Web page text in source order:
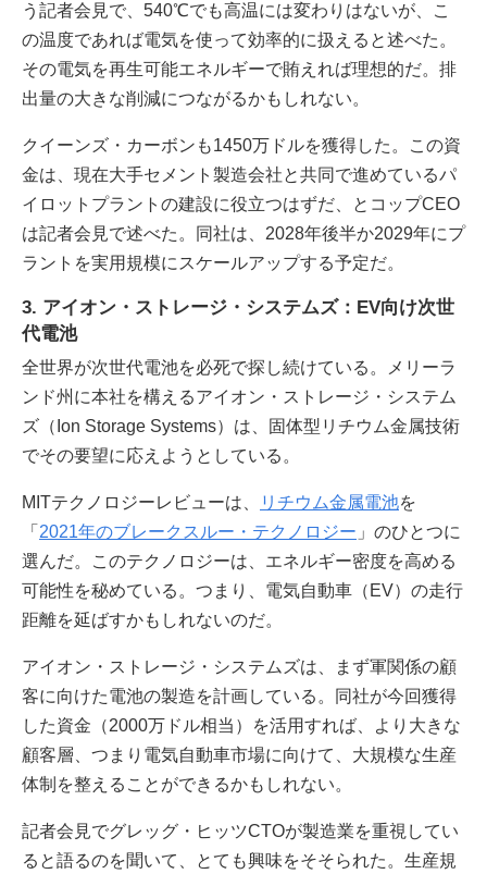
う記者会見で、540℃でも高温には変わりはないが、こ
の温度であれば電気を使って効率的に扱えると述べた。
その電気を再生可能エネルギーで賄えれば理想的だ。排
出量の大きな削減につながるかもしれない。
クイーンズ・カーボンも1450万ドルを獲得した。この資
金は、現在大手セメント製造会社と共同で進めているパ
イロットプラントの建設に役立つはずだ、とコップCEO
は記者会見で述べた。同社は、2028年後半か2029年にプ
ラントを実用規模にスケールアップする予定だ。
3. アイオン・ストレージ・システムズ：EV向け次世
代電池
全世界が次世代電池を必死で探し続けている。メリーラ
ンド州に本社を構えるアイオン・ストレージ・システム
ズ（Ion Storage Systems）は、固体型リチウム金属技術
でその要望に応えようとしている。
MITテクノロジーレビューは、 リチウム金属電池を
「 2021年のブレークスルー・テクノロジー 」のひとつに
選んだ。このテクノロジーは、エネルギー密度を高める
可能性を秘めている。つまり、電気自動車（EV）の走行
距離を延ばすかもしれないのだ。
アイオン・ストレージ・システムズは、まず軍関係の顧
客に向けた電池の製造を計画している。同社が今回獲得
した資金（2000万ドル相当）を活用すれば、より大きな
顧客層、つまり電気自動車市場に向けて、大規模な生産
体制を整えることができるかもしれない。
記者会見でグレッグ・ヒッツCTOが製造業を重視してい
ると語るのを聞いて、とても興味をそそられた。生産規